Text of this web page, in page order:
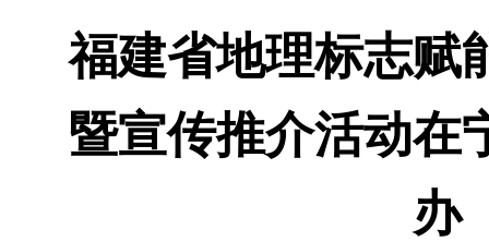
福建省地理标志赋
暨宣传推介活动在
办